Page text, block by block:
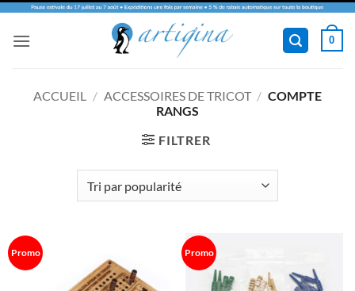
0
ACCUEIL / ACCESSOIRES DE TRICOT / COMPTE
RANGS
FILTRER
Promo Promo